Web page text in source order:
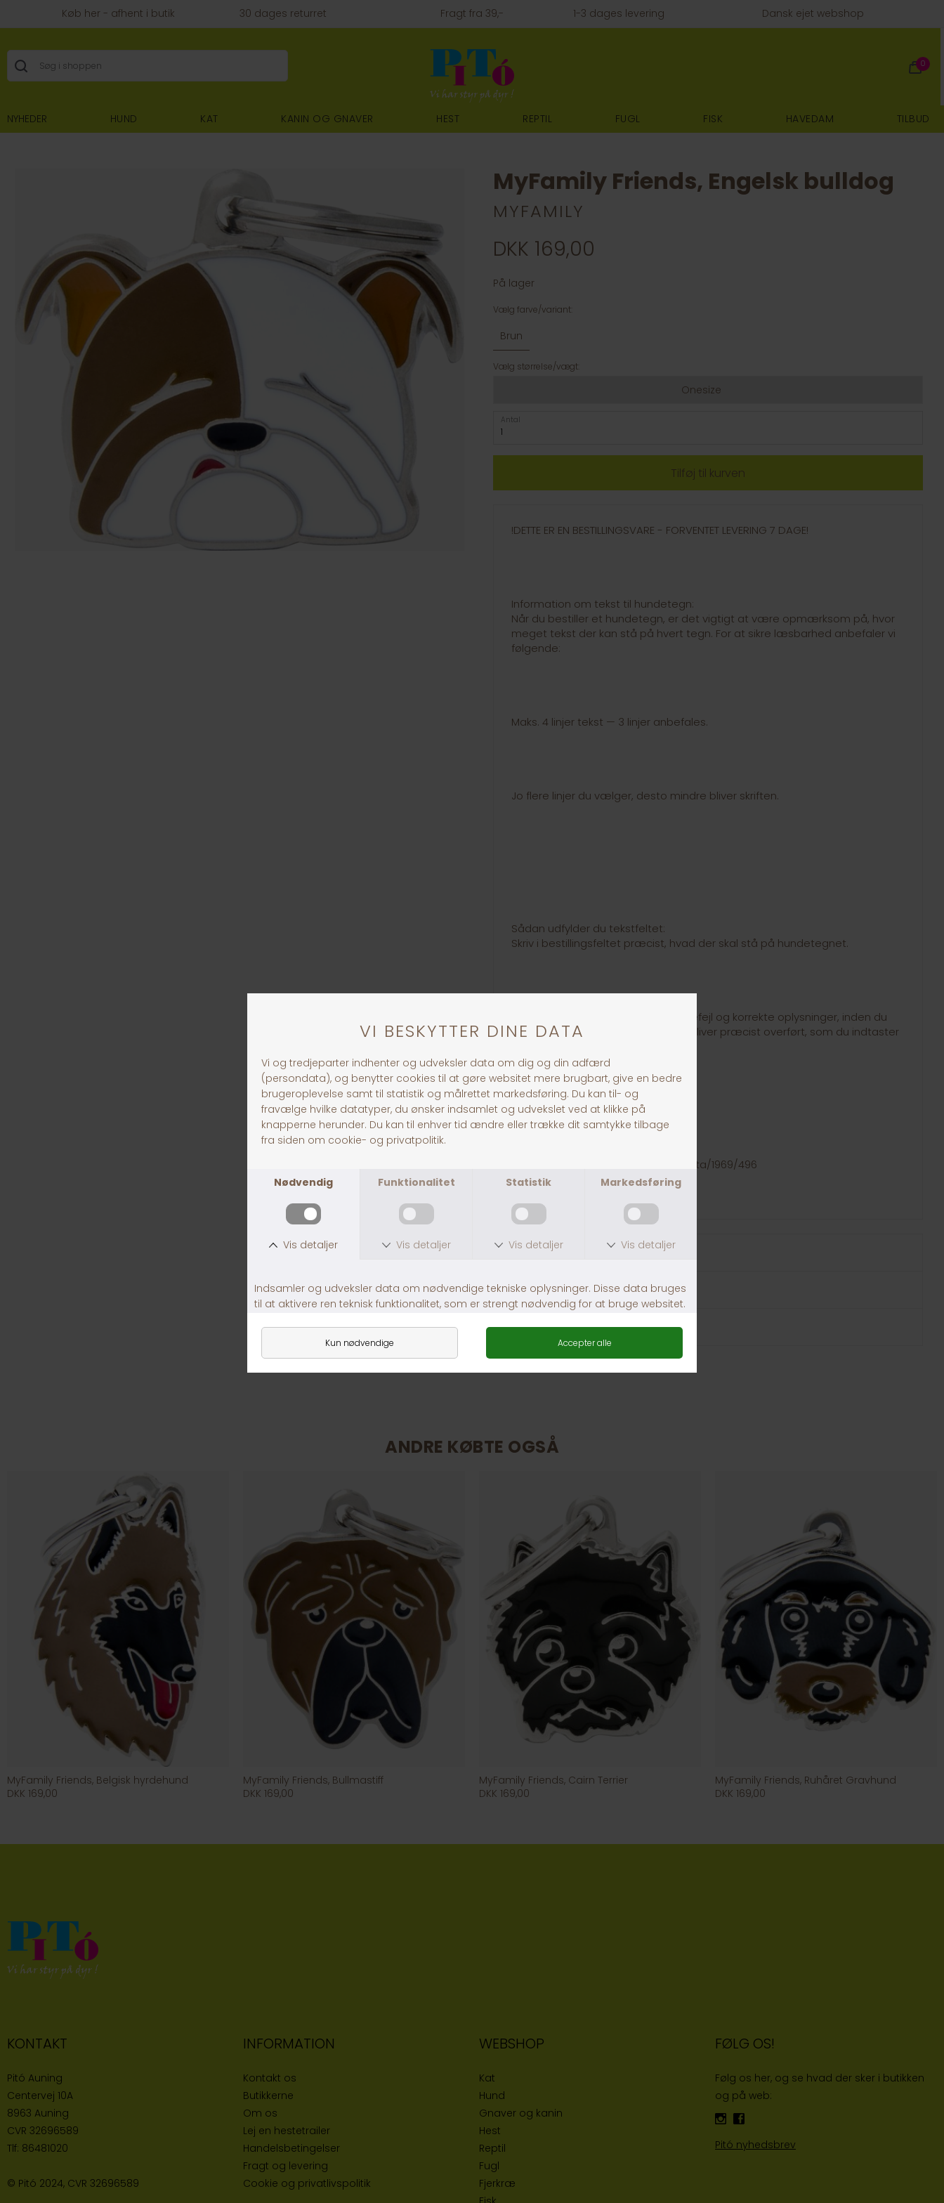
Køb her - afhent i butik 30 dages returret Fragt fra 39,- 1-3 dages levering Dansk ejet webshop
0
NYHEDER HUND KAT KANIN OG GNAVER HEST REPTIL FUGL FISK HAVEDAM TILBUD
MyFamily Friends, Engelsk bulldog
MYFAMILY
DKK 169,00
På lager
Vælg farve/variant:
Brun
Vælg størrelse/vægt:
Onesize
Antal
!DETTE ER EN BESTILLINGSVARE - FORVENTET LEVERING 7 DAGE!
Information om tekst til hundetegn:
Når du bestiller et hundetegn, er det vigtigt at være opmærksom på, hvor
meget tekst der kan stå på hvert tegn. For at sikre læsbarhed anbefaler vi
følgende:
Maks. 4 linjer tekst — 3 linjer anbefales.
Jo flere linjer du vælger, desto mindre bliver skriften.
Sådan udfylder du tekstfeltet:
Skriv i bestillingsfeltet præcist, hvad der skal stå på hundetegnet.
Husk: Tjek venligst din tekst for stavefejl og korrekte oplysninger, inden du
gennemfører bestillingen. Teksten bliver præcist overført, som du indtaster
https://www.retsinformation.dk/eli/lta/1969/496
30 dages returret
Fragt fra 39,-
1-3 dages levering
ANDRE KØBTE OGSÅ
MyFamily Friends, Belgisk hyrdehund
DKK 169,00
MyFamily Friends, Bullmastiff
DKK 169,00
MyFamily Friends, Cairn Terrier
DKK 169,00
MyFamily Friends, Ruhåret Gravhund
DKK 169,00
KONTAKT
Pitó Auning
Centervej 10A
8963 Auning
CVR 32696589
Tlf: 86481020
© Pitó 2024, CVR 32696589
INFORMATION
Kontakt os
Butikkerne
Om os
Lej en hestetrailer
Handelsbetingelser
Fragt og levering
Cookie og privatlivspolitik
WEBSHOP
Kat
Hund
Gnaver og kanin
Hest
Reptil
Fugl
Fjerkræ
FØLG OS!
Følg os her, og se hvad der sker i butikken
og på web:
Pitó nyhedsbrev